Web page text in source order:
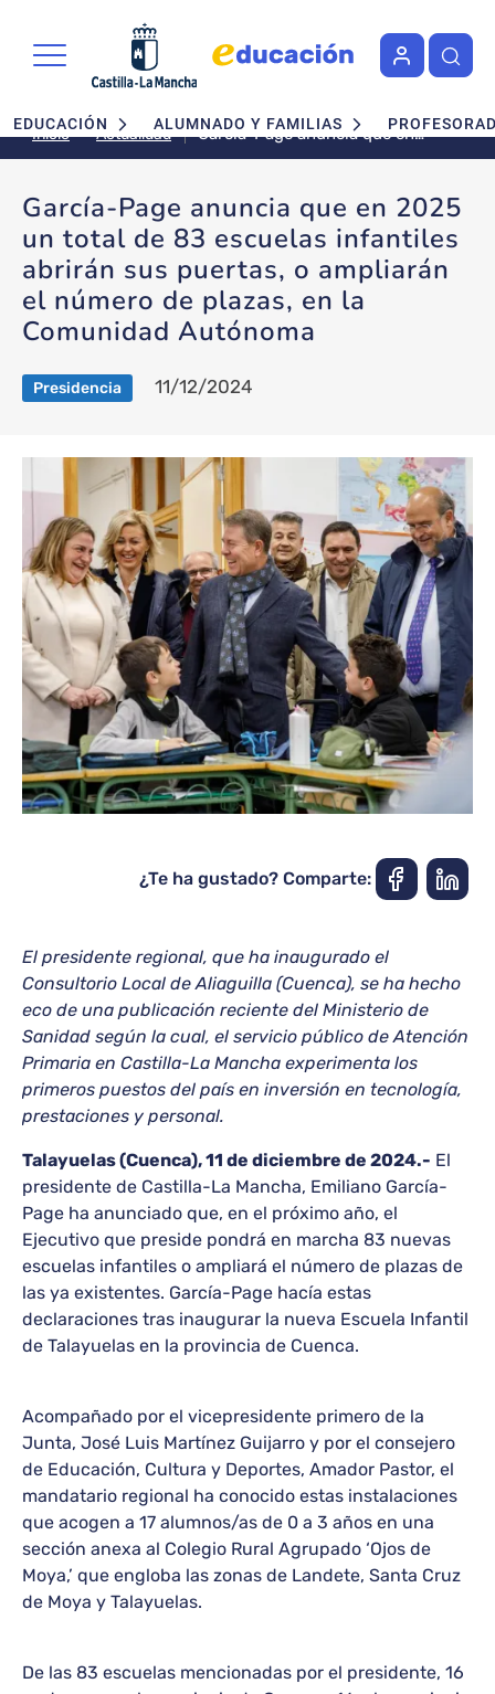
Navegación principal
EDUCACIÓN ALUMNADO Y FAMILIAS
Inicio Actualidad
García-Page anuncia que en
2025 un total de 83 escuelas
ampliarán el número de plazas,
en la Comunidad Autónoma
García-Page anuncia que en 2025
un total de 83 escuelas infantiles
abrirán sus puertas, o ampliarán
el número de plazas, en la
Comunidad Autónoma
Presidencia 11/12/2024
¿Te ha gustado? Comparte:
El presidente regional, que ha inaugurado el
Consultorio Local de Aliaguilla (Cuenca), se ha hecho
eco de una publicación reciente del Ministerio de
Sanidad según la cual, el servicio público de Atención
Primaria en Castilla-La Mancha experimenta los
primeros puestos del país en inversión en tecnología,
prestaciones y personal.
Talayuelas (Cuenca), 11 de diciembre de 2024.- El
presidente de Castilla-La Mancha, Emiliano García-
Page ha anunciado que, en el próximo año, el
Ejecutivo que preside pondrá en marcha 83 nuevas
escuelas infantiles o ampliará el número de plazas de
las ya existentes. García-Page hacía estas
declaraciones tras inaugurar la nueva Escuela Infantil
de Talayuelas en la provincia de Cuenca.
Acompañado por el vicepresidente primero de la
Junta, José Luis Martínez Guijarro y por el consejero
de Educación, Cultura y Deportes, Amador Pastor, el
mandatario regional ha conocido estas instalaciones
que acogen a 17 alumnos/as de 0 a 3 años en una
sección anexa al Colegio Rural Agrupado ‘Ojos de
Moya,’ que engloba las zonas de Landete, Santa Cruz
de Moya y Talayuelas.
De las 83 escuelas mencionadas por el presidente, 16